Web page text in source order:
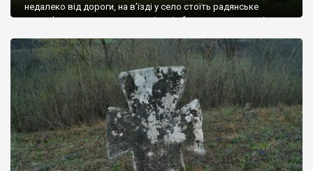
недалеко від дороги, на в’їзді у село стоїть радянське
рельєфне пано, яке показує жінку і яблуню, а трохи далі, десь
не видно, але видно дві стареньких колії у траві – […]